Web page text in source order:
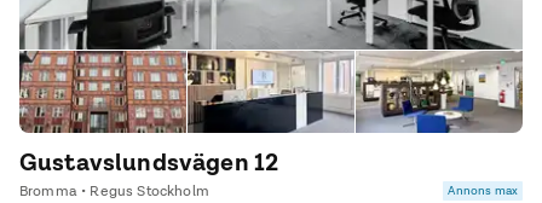
Gustavslundsvägen 12
Bromma • Regus Stockholm Annons max